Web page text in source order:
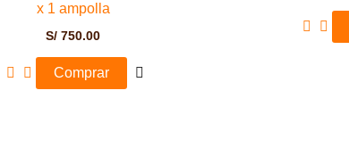
x 1 ampolla
S/ 750.00
Comprar